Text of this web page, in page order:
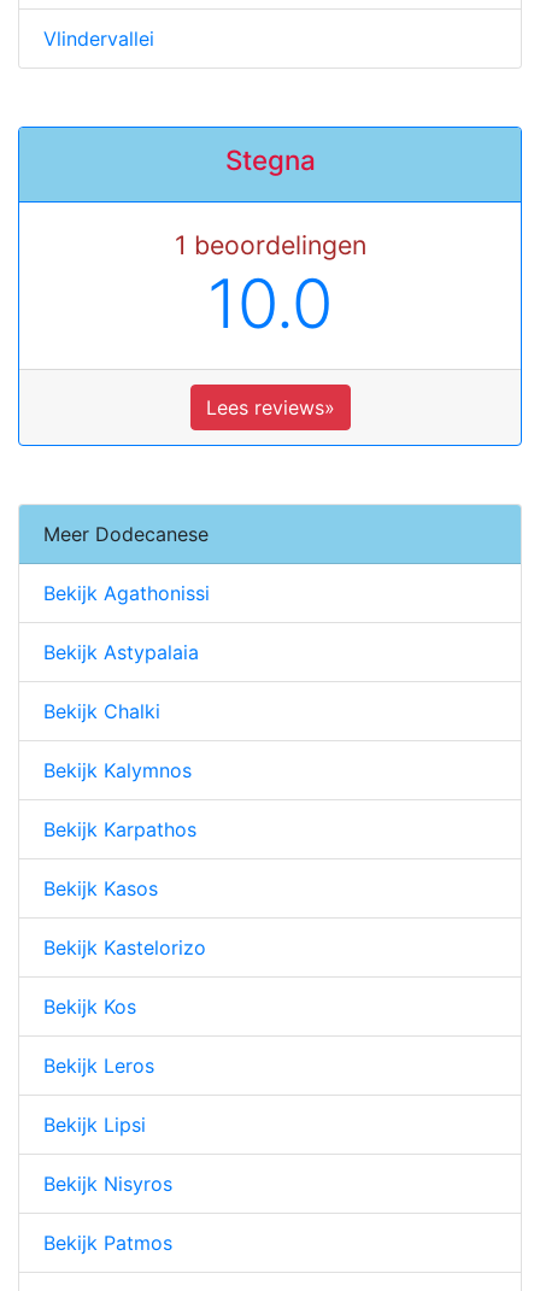
Vlindervallei
Stegna
1 beoordelingen
10.0
Lees reviews»
Meer Dodecanese
Bekijk Agathonissi
Bekijk Astypalaia
Bekijk Chalki
Bekijk Kalymnos
Bekijk Karpathos
Bekijk Kasos
Bekijk Kastelorizo
Bekijk Kos
Bekijk Leros
Bekijk Lipsi
Bekijk Nisyros
Bekijk Patmos